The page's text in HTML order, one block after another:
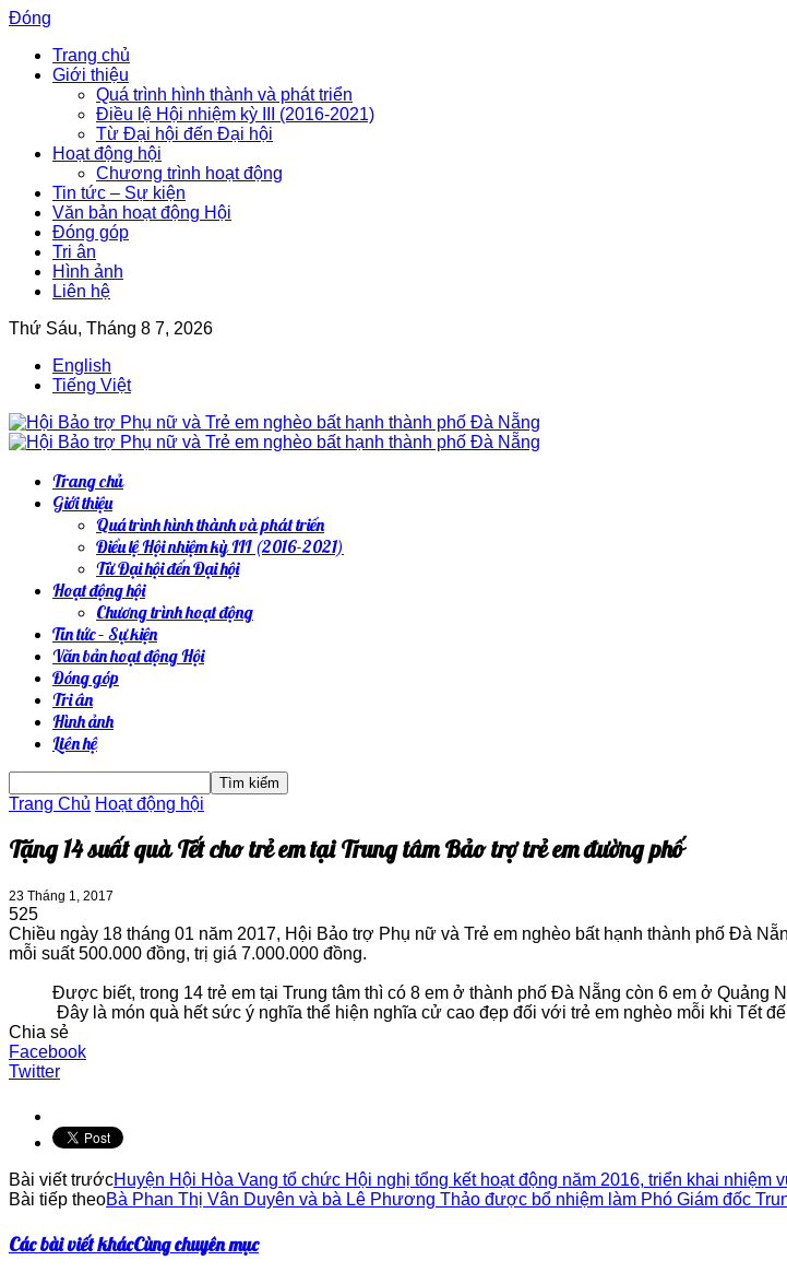
Đóng
Trang chủ
Giới thiệu
Quá trình hình thành và phát triển
Điều lệ Hội nhiệm kỳ III (2016-2021)
Từ Đại hội đến Đại hội
Hoạt động hội
Chương trình hoạt động
Tin tức – Sự kiện
Văn bản hoạt động Hội
Đóng góp
Tri ân
Hình ảnh
Liên hệ
Thứ Sáu, Tháng 8 7, 2026
English
Tiếng Việt
Trang chủ
Giới thiệu
Quá trình hình thành và phát triển
Điều lệ Hội nhiệm kỳ III (2016-2021)
Từ Đại hội đến Đại hội
Hoạt động hội
Chương trình hoạt động
Tin tức – Sự kiện
Văn bản hoạt động Hội
Đóng góp
Tri ân
Hình ảnh
Liên hệ
Trang Chủ Hoạt động hội
Tặng 14 suất quà Tết cho trẻ em tại Trung tâm Bảo trợ trẻ em đường phố
23 Tháng 1, 2017
525
Chiều ngày 18 tháng 01 năm 2017, Hội Bảo trợ Phụ nữ và Trẻ em nghèo bất hạnh thành phố Đà
mỗi suất 500.000 đồng, trị giá 7.000.000 đồng.
Được biết, trong 14 trẻ em tại Trung tâm thì có 8 em ở thành phố Đà Nẵng còn 6 em ở Quảng
Đây là món quà hết sức ý nghĩa thể hiện nghĩa cử cao đẹp đối với trẻ em nghèo mỗi khi Tết
Chia sẻ
Facebook
Twitter
Bài viết trướcHuyện Hội Hòa Vang tổ chức Hội nghị tổng kết hoạt động năm 2016, triển khai nhiệm
Bài tiếp theoBà Phan Thị Vân Duyên và bà Lê Phương Thảo được bổ nhiệm làm Phó Giám đốc
Các bài viết khácCùng chuyên mục